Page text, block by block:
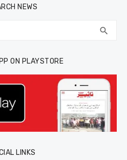
NEWS
search
ON PLAYSTORE
LINKS